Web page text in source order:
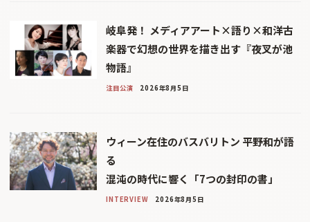
岐阜発！ メディアアート×語り×和洋古
楽器で幻想の世界を描き出す『夜叉が池
物語』
注目公演 2026年8月5日
ウィーン在住のバスバリトン 平野和が語
る
混沌の時代に響く「7つの封印の書」
INTERVIEW 2026年8月5日